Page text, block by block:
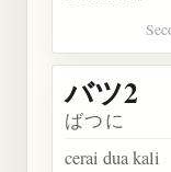
バツ2
ばつに
cerai dua kali